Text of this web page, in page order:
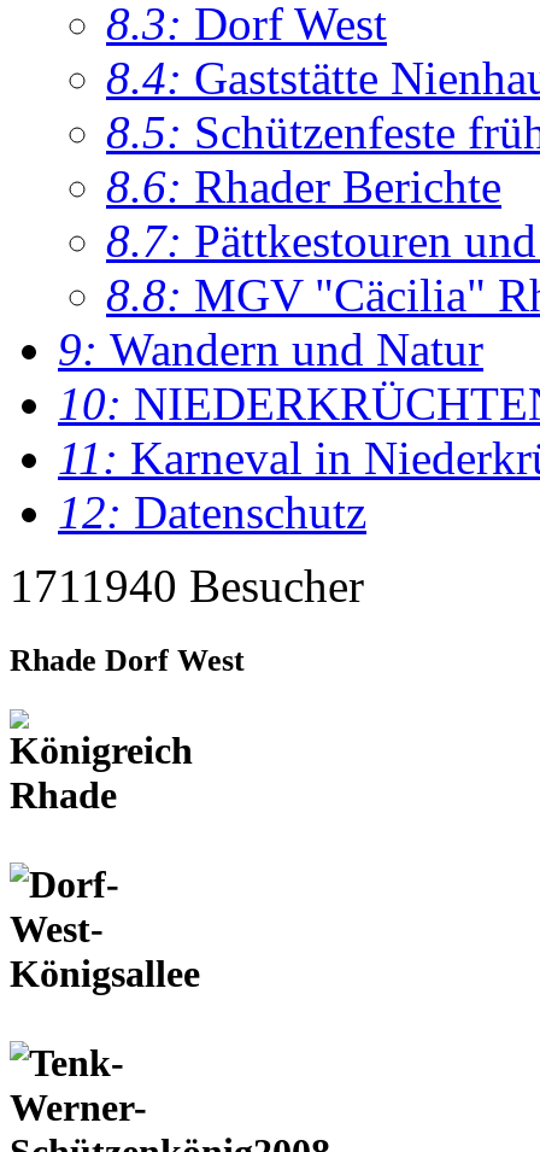
8.3: Dorf West
8.4: Gaststätte
8.5: Schützenfeste
8.6: Rhader Berichte
8.7: Pättkestouren
8.8: MGV "Cäcilia"
9: Wandern und Natur
10:
11: Karneval in
12: Datenschutz
1711940 Besucher
Rhade Dorf West